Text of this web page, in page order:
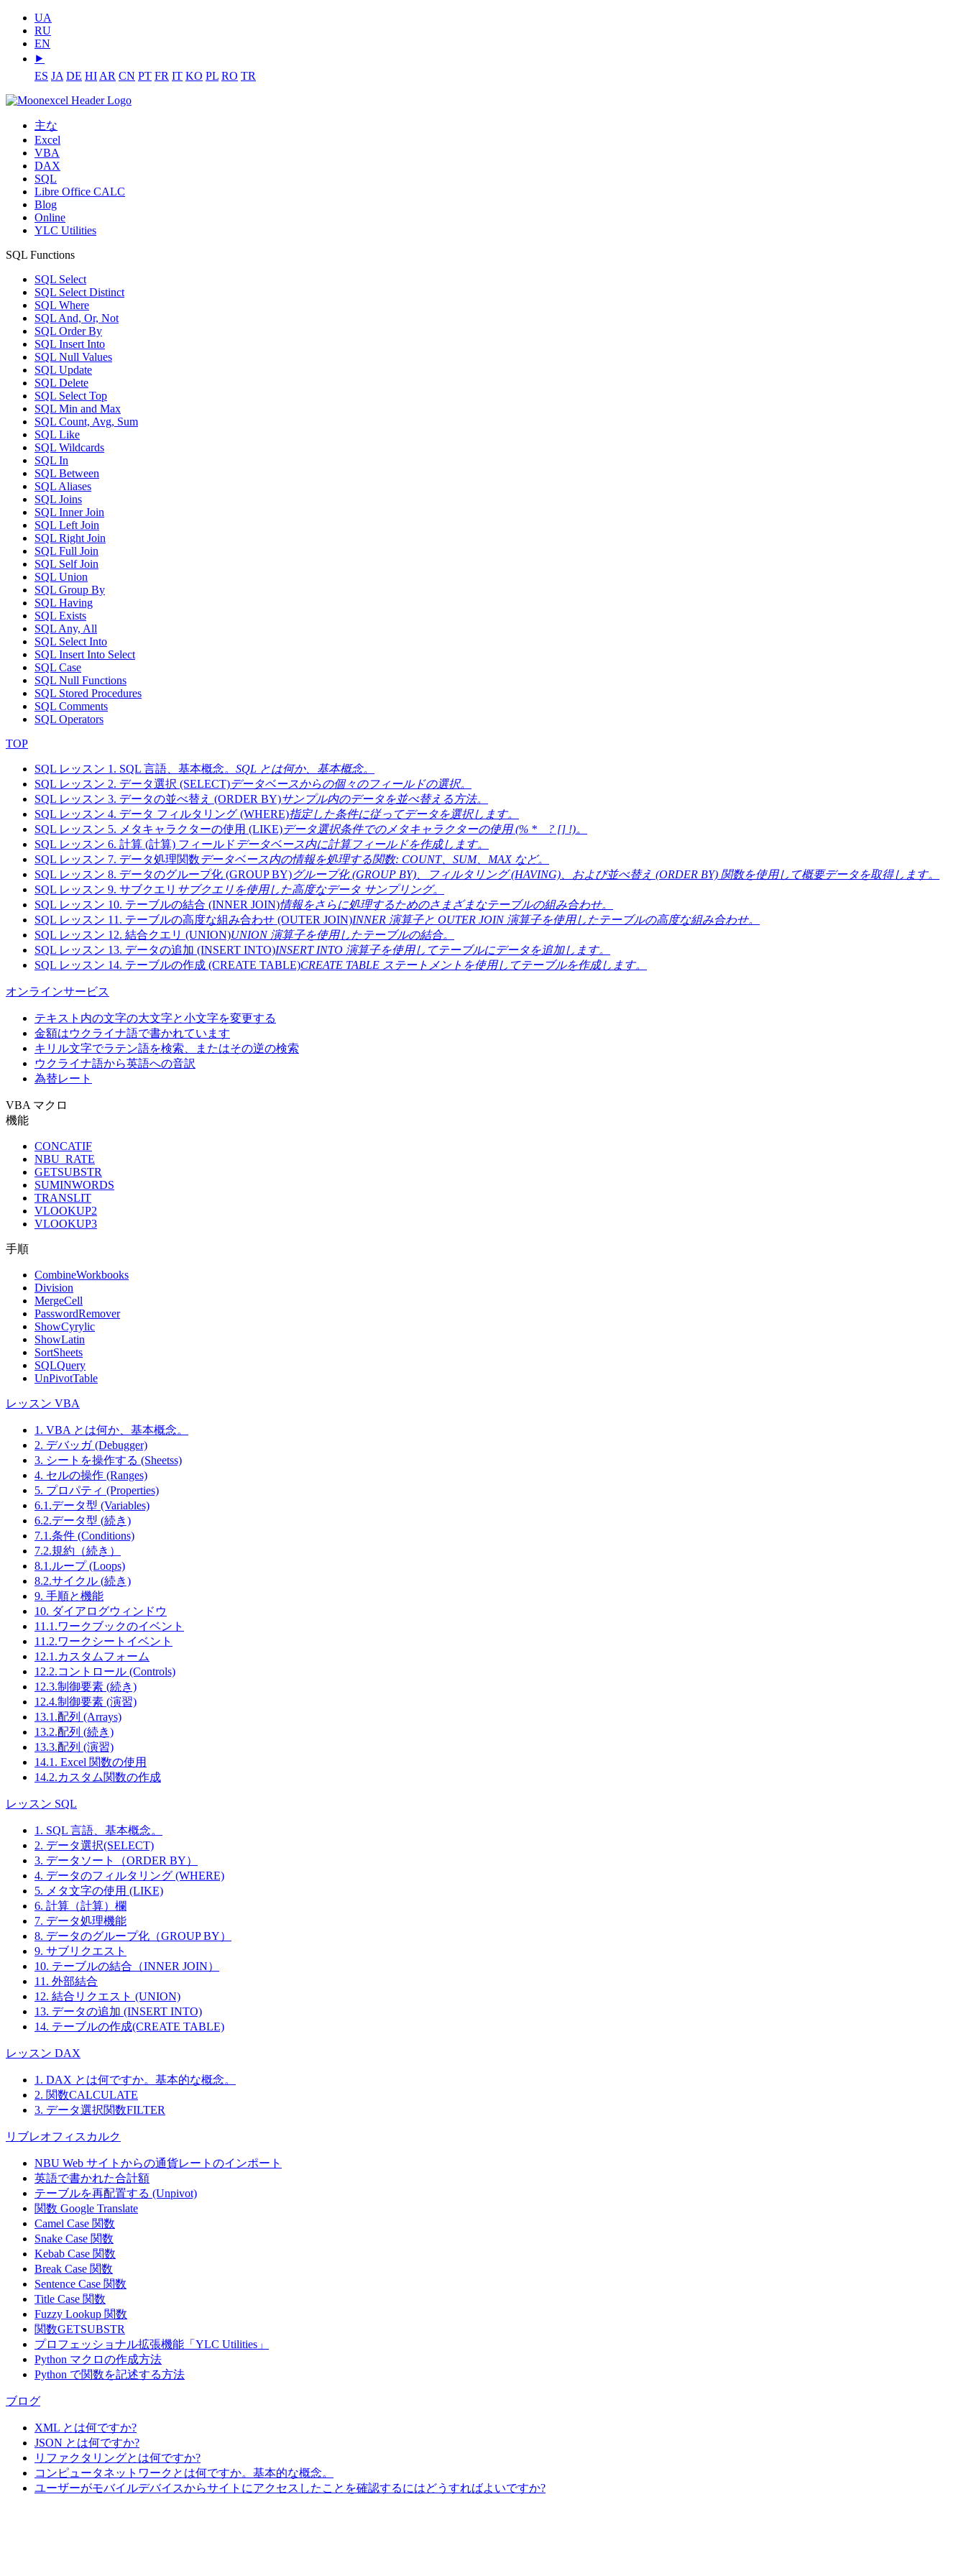
UA
RU
EN
⯈
ES JA DE HI AR CN PT FR IT KO PL RO TR
主な
Excel
VBA
DAX
SQL
Libre Office CALC
Blog
Online
YLC Utilities
SQL Functions
SQL Select
SQL Select Distinct
SQL Where
SQL And, Or, Not
SQL Order By
SQL Insert Into
SQL Null Values
SQL Update
SQL Delete
SQL Select Top
SQL Min and Max
SQL Count, Avg, Sum
SQL Like
SQL Wildcards
SQL In
SQL Between
SQL Aliases
SQL Joins
SQL Inner Join
SQL Left Join
SQL Right Join
SQL Full Join
SQL Self Join
SQL Union
SQL Group By
SQL Having
SQL Exists
SQL Any, All
SQL Select Into
SQL Insert Into Select
SQL Case
SQL Null Functions
SQL Stored Procedures
SQL Comments
SQL Operators
TOP
SQL レッスン 1. SQL 言語、基本概念。 SQL とは何か、基本概念。
SQL レッスン 2. データ選択 (SELECT)データベースからの個々のフィールドの選択。
SQL レッスン 3. データの並べ替え (ORDER BY)サンプル内のデータを並べ替える方法。
SQL レッスン 4. データ フィルタリング (WHERE)指定した条件に従ってデータを選択します。
SQL レッスン 5. メタキャラクターの使用 (LIKE)データ選択条件でのメタキャラクターの使用 (% * _ ? [] !)。
SQL レッスン 6. 計算 (計算) フィールド データベース内に計算フィールドを作成します。
SQL レッスン 7. データ処理関数データベース内の情報を処理する関数: COUNT、SUM、MAX など。
SQL レッスン 8. データのグループ化 (GROUP BY)グループ化 (GROUP BY)、フィルタリング (HAVING)、および並べ替え (ORDER BY) 関数を使用して概要データを取得します。
SQL レッスン 9. サブクエリ サブクエリを使用した高度なデータ サンプリング。
SQL レッスン 10. テーブルの結合 (INNER JOIN)情報をさらに処理するためのさまざまなテーブルの組み合わせ。
SQL レッスン 11. テーブルの高度な組み合わせ (OUTER JOIN)INNER 演算子と OUTER JOIN 演算子を使用したテーブルの高度な組み合わせ。
SQL レッスン 12. 結合クエリ (UNION)UNION 演算子を使用したテーブルの結合。
SQL レッスン 13. データの追加 (INSERT INTO)INSERT INTO 演算子を使用してテーブルにデータを追加します。
SQL レッスン 14. テーブルの作成 (CREATE TABLE)CREATE TABLE ステートメントを使用してテーブルを作成します。
オンラインサービス
テキスト内の文字の大文字と小文字を変更する
金額はウクライナ語で書かれています
キリル文字でラテン語を検索、またはその逆の検索
ウクライナ語から英語への音訳
為替レート
VBA マクロ
機能
CONCATIF
NBU_RATE
GETSUBSTR
SUMINWORDS
TRANSLIT
VLOOKUP2
VLOOKUP3
手順
CombineWorkbooks
Division
MergeCell
PasswordRemover
ShowCyrylic
ShowLatin
SortSheets
SQLQuery
UnPivotTable
レッスン VBA
1. VBA とは何か、基本概念。
2. デバッガ (Debugger)
3. シートを操作する (Sheetss)
4. セルの操作 (Ranges)
5. プロパティ (Properties)
6.1.データ型 (Variables)
6.2.データ型 (続き)
7.1.条件 (Conditions)
7.2.規約（続き）
8.1.ループ (Loops)
8.2.サイクル (続き)
9. 手順と機能
10. ダイアログウィンドウ
11.1.ワークブックのイベント
11.2.ワークシートイベント
12.1.カスタムフォーム
12.2.コントロール (Controls)
12.3.制御要素 (続き)
12.4.制御要素 (演習)
13.1.配列 (Arrays)
13.2.配列 (続き)
13.3.配列 (演習)
14.1. Excel 関数の使用
14.2.カスタム関数の作成
レッスン SQL
1. SQL 言語、基本概念。
2. データ選択(SELECT)
3. データソート（ORDER BY）
4. データのフィルタリング (WHERE)
5. メタ文字の使用 (LIKE)
6. 計算（計算）欄
7. データ処理機能
8. データのグループ化（GROUP BY）
9. サブリクエスト
10. テーブルの結合（INNER JOIN）
11. 外部結合
12. 結合リクエスト (UNION)
13. データの追加 (INSERT INTO)
14. テーブルの作成(CREATE TABLE)
レッスン DAX
1. DAX とは何ですか。基本的な概念。
2. 関数CALCULATE
3. データ選択関数FILTER
リブレオフィスカルク
NBU Web サイトからの通貨レートのインポート
英語で書かれた合計額
テーブルを再配置する (Unpivot)
関数 Google Translate
Camel Case 関数
Snake Case 関数
Kebab Case 関数
Break Case 関数
Sentence Case 関数
Title Case 関数
Fuzzy Lookup 関数
関数GETSUBSTR
プロフェッショナル拡張機能「YLC Utilities」
Python マクロの作成方法
Python で関数を記述する方法
ブログ
XML とは何ですか?
JSON とは何ですか?
リファクタリングとは何ですか?
コンピュータネットワークとは何ですか。基本的な概念。
ユーザーがモバイルデバイスからサイトにアクセスしたことを確認するにはどうすればよいですか?